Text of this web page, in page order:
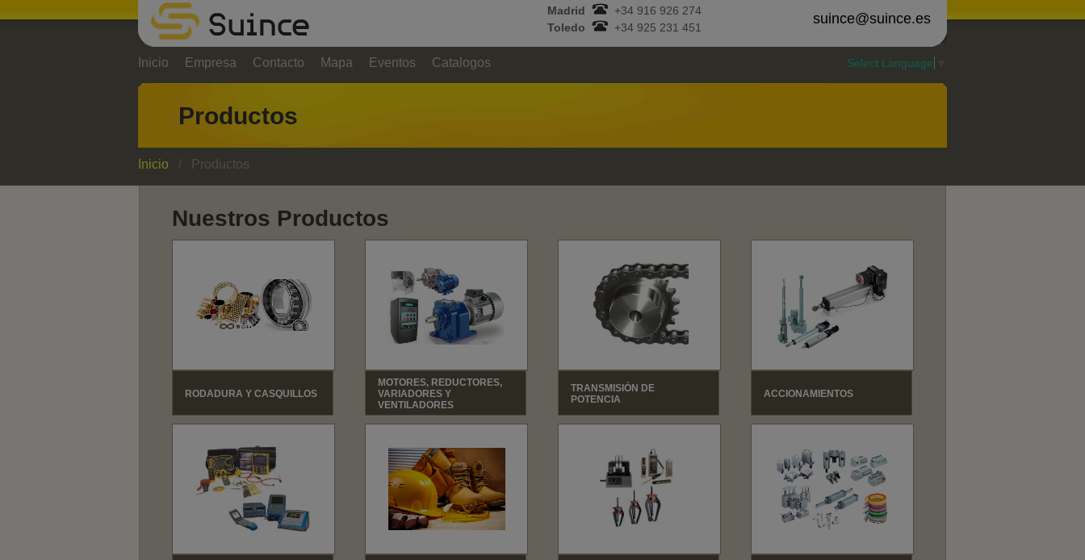
Select Language
Inicio Empresa Contacto Mapa Eventos Catalogos
Madrid +34 916 926 274 suince@suince.es
Toledo +34 925 231 451
Productos
Inicio / Productos
Nuestros Productos
RODADURA Y CASQUILLOS
MOTORES, REDUCTORES,
VARIADORES Y
VENTILADORES
TRANSMISIÓN DE
POTENCIA
ACCIONAMIENTOS